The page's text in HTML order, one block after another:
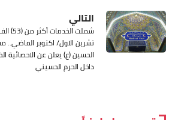
التالي
شملت
تشرين الاول/ اكتوبر
الحسين (ع) يعلن عن الاحصائية
داخل الحرم الحسيني